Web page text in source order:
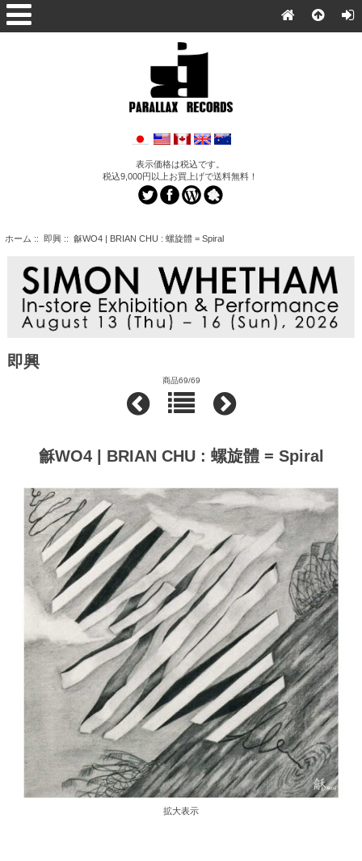
表示価格は税込です。
税込9,000円以上お買上げで送料無料！
ホーム :: 即興:: 龢WO4 | BRIAN CHU : 螺​旋​體 = Spiral
即興
商品69/69
龢WO4 | BRIAN CHU : 螺​旋​體 = Spiral
拡大表示